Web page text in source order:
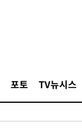
포토 TV뉴시스